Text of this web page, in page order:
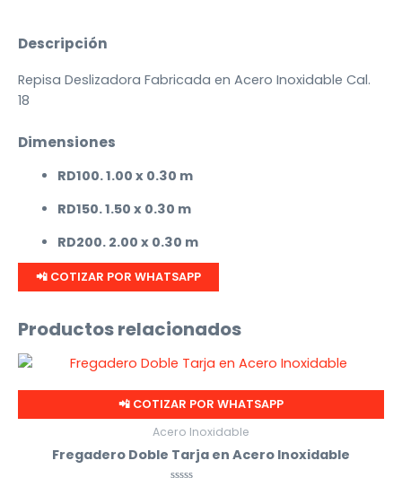
Descripción
Repisa Deslizadora Fabricada en Acero Inoxidable Cal.
18
Dimensiones
RD100. 1.00 x 0.30 m
RD150. 1.50 x 0.30 m
RD200. 2.00 x 0.30 m
📲 COTIZAR POR WHATSAPP
Productos relacionados
📲 COTIZAR POR WHATSAPP
Acero Inoxidable
Fregadero Doble Tarja en Acero Inoxidable